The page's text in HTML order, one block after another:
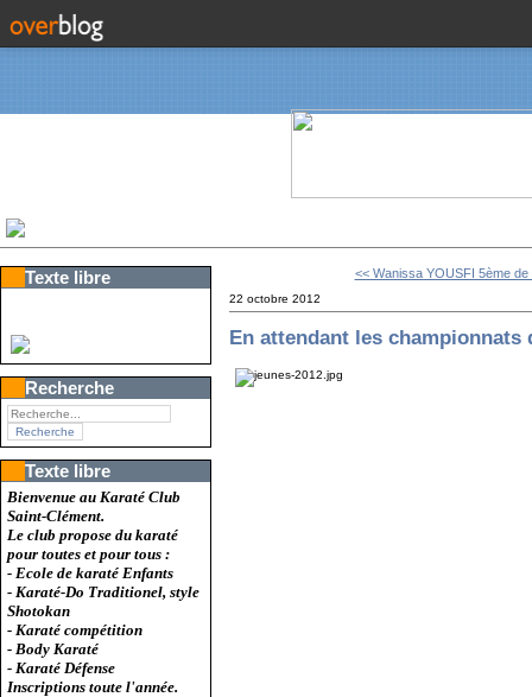
Texte libre
Recherche
Texte libre
Bienvenue au Karaté Club
Saint-Clément.
Le club propose du karaté
pour toutes et pour tous :
- Ecole de karaté Enfants
- Karaté-Do Traditionel, style
Shotokan
- Karaté compétition
- Body Karaté
- Karaté Défense
Inscriptions toute l'année.
<< Wanissa YOUSFI 5ème de
22 octobre 2012
En attendant les championnats